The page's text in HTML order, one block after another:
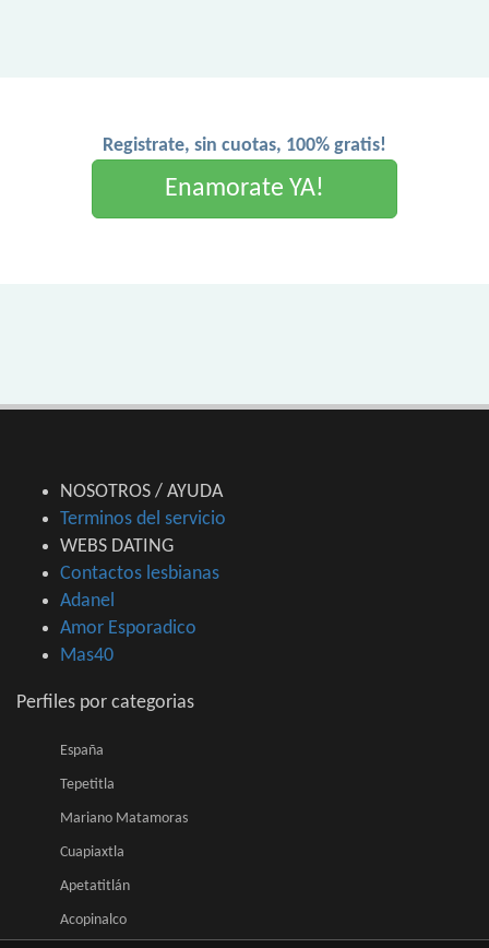
Registrate, sin cuotas, 100% gratis!
Enamorate YA!
NOSOTROS / AYUDA
Terminos del servicio
WEBS DATING
Contactos lesbianas
Adanel
Amor Esporadico
Mas40
Perfiles por categorias
España
Tepetitla
Mariano Matamoras
Cuapiaxtla
Apetatitlán
Acopinalco